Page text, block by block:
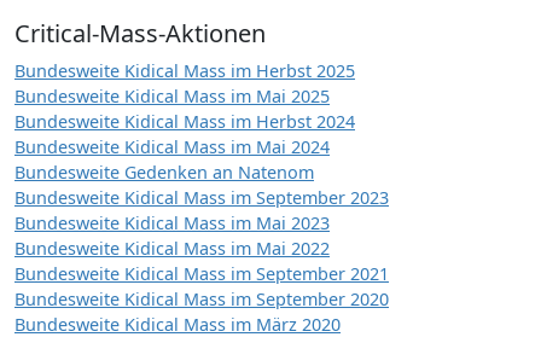
Critical-Mass-Aktionen
Bundesweite Kidical Mass im Herbst 2025
Bundesweite Kidical Mass im Mai 2025
Bundesweite Kidical Mass im Herbst 2024
Bundesweite Kidical Mass im Mai 2024
Bundesweite Gedenken an Natenom
Bundesweite Kidical Mass im September 2023
Bundesweite Kidical Mass im Mai 2023
Bundesweite Kidical Mass im Mai 2022
Bundesweite Kidical Mass im September 2021
Bundesweite Kidical Mass im September 2020
Bundesweite Kidical Mass im März 2020